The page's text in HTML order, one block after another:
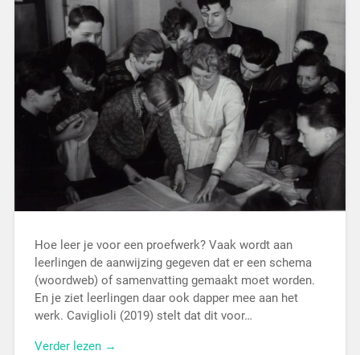
Hoe leer je voor een proefwerk? Vaak wordt aan
leerlingen de aanwijzing gegeven dat er een schema
(woordweb) of samenvatting gemaakt moet worden.
En je ziet leerlingen daar ook dapper mee aan het
werk. Caviglioli (2019) stelt dat dit voor…
Verder lezen →